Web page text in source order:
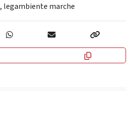
, legambiente marche